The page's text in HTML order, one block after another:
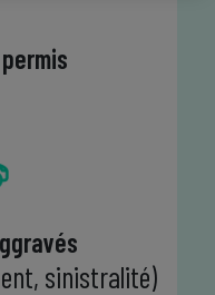
sinistralité)